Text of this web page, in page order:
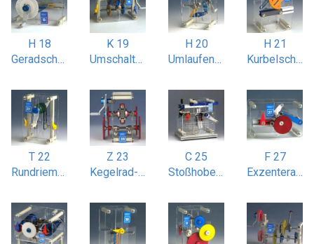
H 18
Geradschubkurbel (Kolbenmotor)
K 19
Umschalt-Konuskupplung
H 20
Umlaufende Doppelkurbel
H 21
Kurbelschwinge mit Zahnstange / sektor
T 22
Rundriemenantrieb gekreuzt
Z 23
Kegelrad-Differentialgetriebe
C 25
Stoßhobelmaschine
F 27
Exzenterantrieb linear und radial